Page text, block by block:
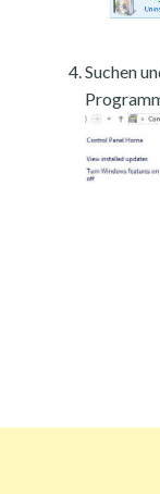
Suchen